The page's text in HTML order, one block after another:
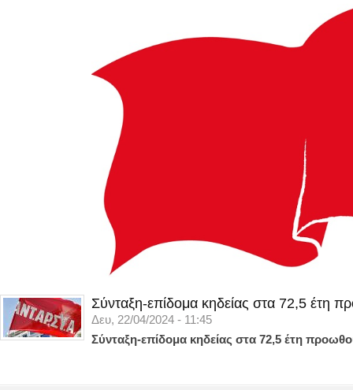
Σύνταξη-επίδομα κηδείας στα 72,5 έτη
Δευ, 22/04/2024 - 11:45
Σύνταξη-επίδομα κηδείας στα 72,5 έτη